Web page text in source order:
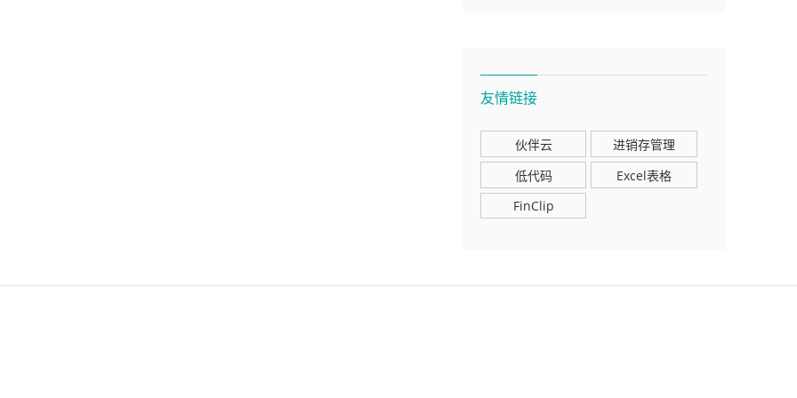
友情链接
伙伴云
进销存管理
低代码
Excel表格
FinClip